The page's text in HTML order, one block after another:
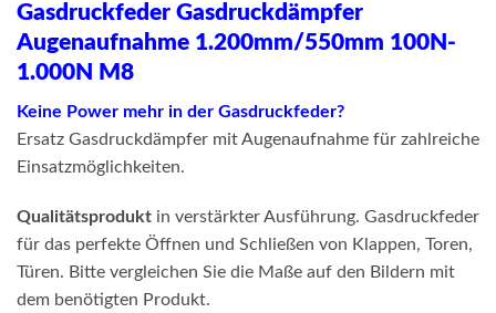
Gasdruckfeder Gasdruckdämpfer
Augenaufnahme 1.200mm/550mm 100N-
1.000N M8
Keine Power mehr in der Gasdruckfeder?
Ersatz Gasdruckdämpfer mit Augenaufnahme für zahlreiche
Einsatzmöglichkeiten.
Qualitätsprodukt in verstärkter Ausführung. Gasdruckfeder
für das perfekte Öffnen und Schließen von Klappen, Toren,
Türen. Bitte vergleichen Sie die Maße auf den Bildern mit
dem benötigten Produkt.